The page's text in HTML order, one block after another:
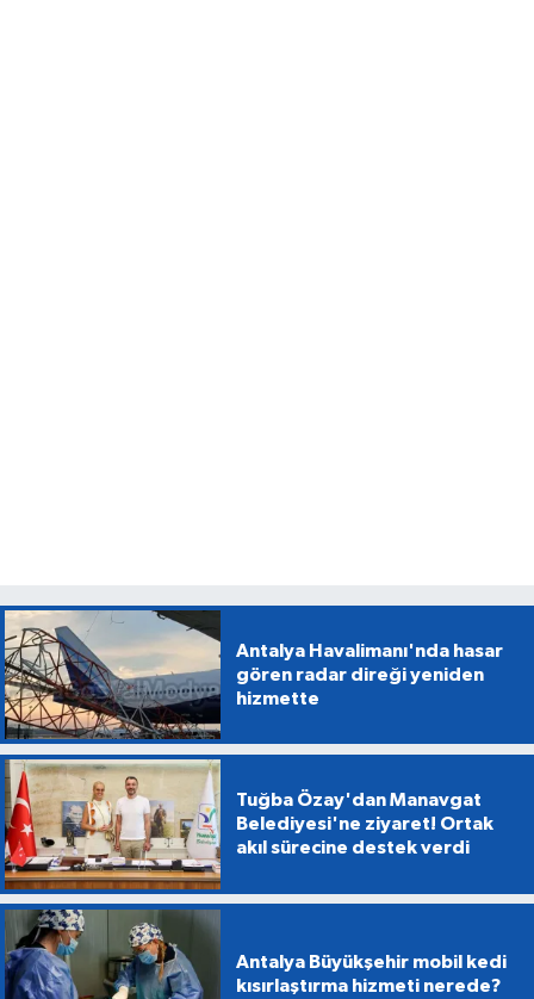
Antalya Havalimanı'nda hasar
gören radar direği yeniden
hizmette
Tuğba Özay'dan Manavgat
Belediyesi'ne ziyaret! Ortak
akıl sürecine destek verdi
Antalya Büyükşehir mobil kedi
kısırlaştırma hizmeti nerede?